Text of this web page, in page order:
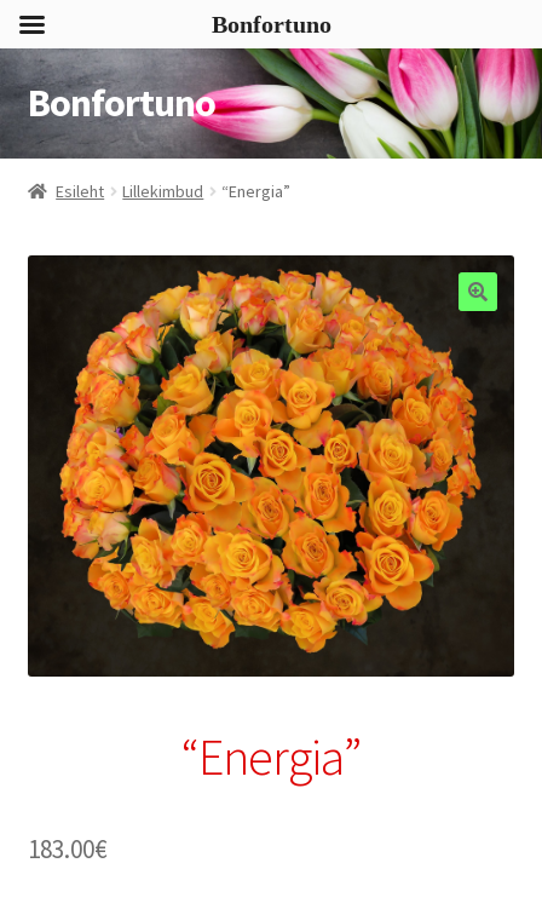
Liigu
navigeerimisele
Liigu
sisu
juurde
Bonfortuno
Esileht Lillekimbud “Energia”
“Energia”
183.00€
Bonfortuno